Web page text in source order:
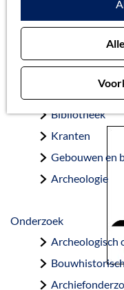
Collecties
Beeld en geluid
Bibliotheek
Kranten
Gebouwen en
Archeologie
Onderzoek
Archeologisch